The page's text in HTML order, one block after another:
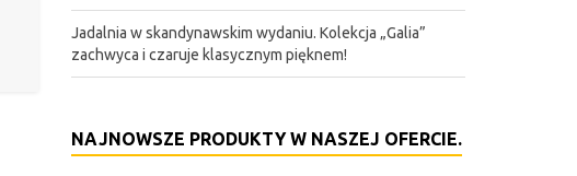
Jadalnia w skandynawskim wydaniu. Kolekcja „Galia”
zachwyca i czaruje klasycznym pięknem!
NAJNOWSZE PRODUKTY W NASZEJ OFERCIE.